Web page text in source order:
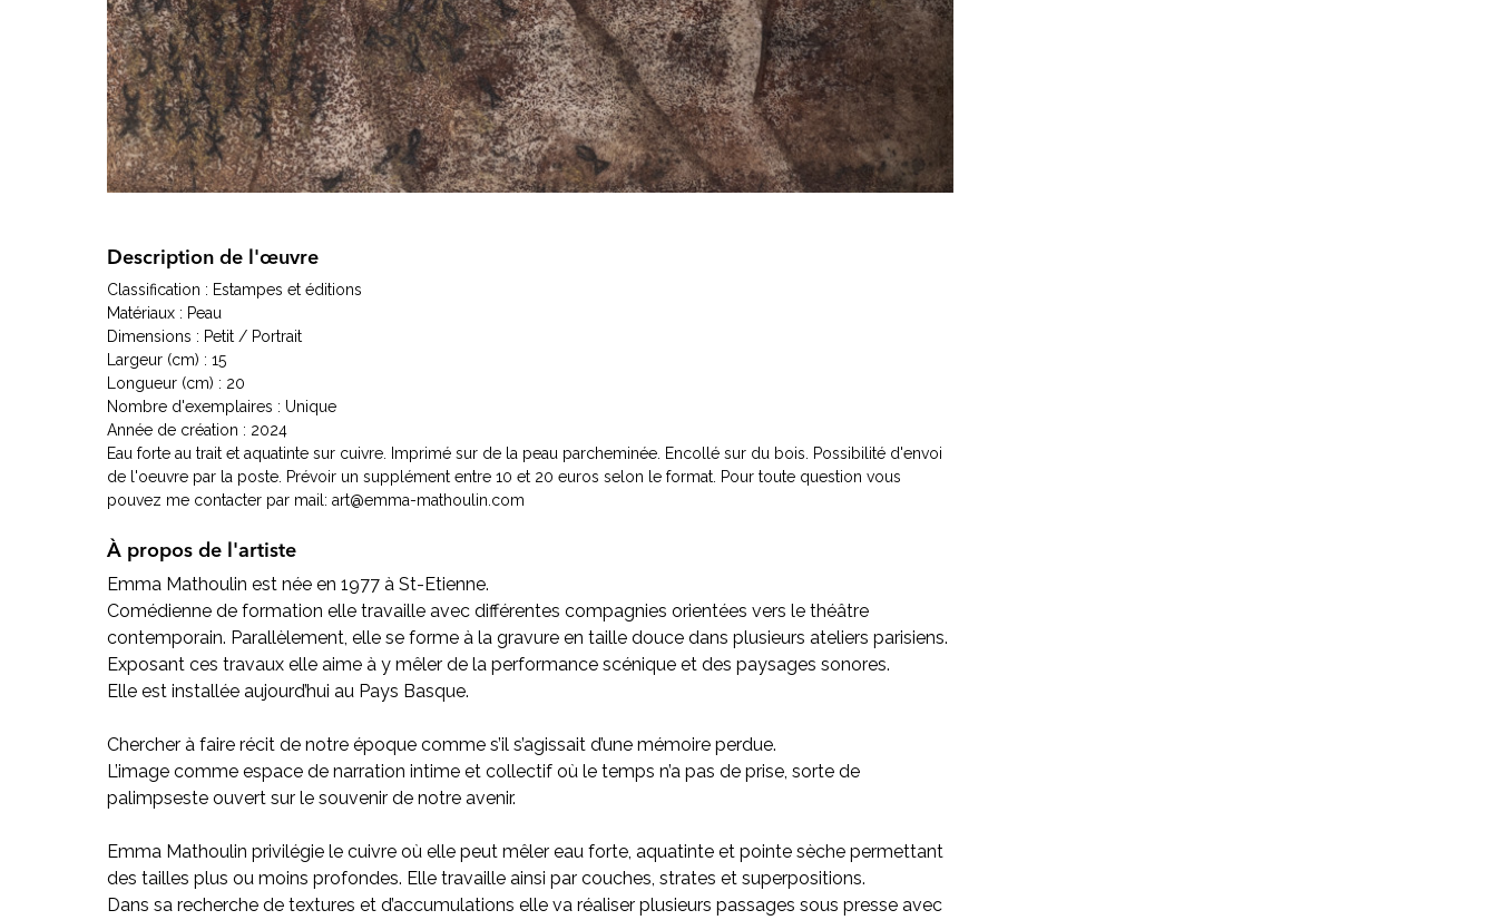
Description de l'œuvre
Classification : Estampes et éditions
Matériaux : Peau
Dimensions : Petit / Portrait
Largeur (cm) : 15
Longueur (cm) : 20
Nombre d'exemplaires : Unique
Année de création : 2024
Eau forte au trait et aquatinte sur cuivre. Imprimé sur de la peau parcheminée. Encollé sur du bois. Possibilité d'envoi
de l'oeuvre par la poste. Prévoir un supplément entre 10 et 20 euros selon le format. Pour toute question vous
pouvez me contacter par mail: art@emma-mathoulin.com
À propos de l'artiste
Emma Mathoulin est née en 1977 à St-Etienne.
Comédienne de formation elle travaille avec différentes compagnies orientées vers le théâtre
contemporain. Parallèlement, elle se forme à la gravure en taille douce dans plusieurs ateliers parisiens.
Exposant ces travaux elle aime à y mêler de la performance scénique et des paysages sonores.
Elle est installée aujourd’hui au Pays Basque.
Chercher à faire récit de notre époque comme s’il s’agissait d’une mémoire perdue.
L’image comme espace de narration intime et collectif où le temps n’a pas de prise, sorte de
palimpseste ouvert sur le souvenir de notre avenir.
Emma Mathoulin privilégie le cuivre où elle peut mêler eau forte, aquatinte et pointe sèche permettant
des tailles plus ou moins profondes. Elle travaille ainsi par couches, strates et superpositions.
Dans sa recherche de textures et d’accumulations elle va réaliser plusieurs passages sous presse avec